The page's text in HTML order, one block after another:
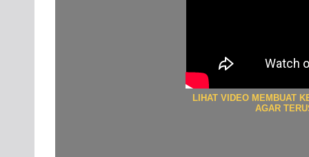
LIHAT VIDEO MEMBUAT
AGAR